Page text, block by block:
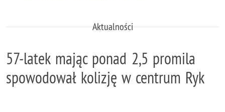
Aktualności
57-latek mając ponad 2,5 promila
spowodował kolizję w centrum Ryk